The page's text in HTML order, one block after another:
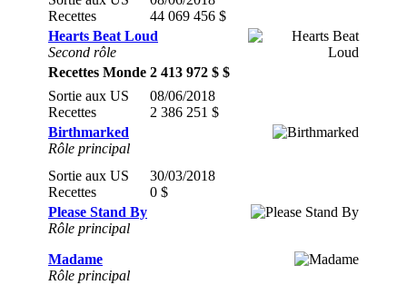
Recettes
44 069 456 $
Hearts Beat Loud
Second rôle
Recettes Monde 2 413 972 $ $
Sortie aux US
Recettes
08/06/2018
2 386 251 $
Birthmarked
Rôle principal
Sortie aux US
Recettes
30/03/2018
0 $
Please Stand By
Rôle principal
Madame
Rôle principal